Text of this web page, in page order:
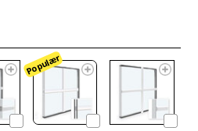
Populær